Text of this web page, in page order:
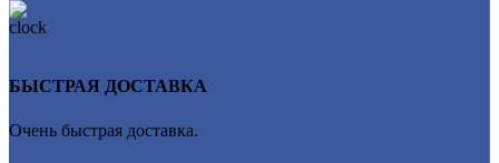
БЫСТРАЯ ДОСТАВКА
Очень быстрая доставка.